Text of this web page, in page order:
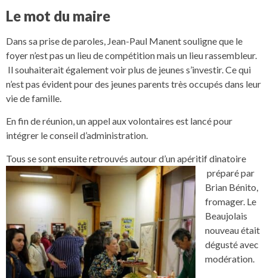
Le mot du maire
Dans sa prise de paroles, Jean-Paul Manent souligne que le
foyer n’est pas un lieu de compétition mais un lieu rassembleur.
Il souhaiterait également voir plus de jeunes s’investir. Ce qui
n’est pas évident pour des jeunes parents très occupés dans leur
vie de famille.
En fin de réunion, un appel aux volontaires est lancé pour
intégrer le conseil d’administration.
Tous se sont ensuite retrouvés autour d’un apéritif dinatoire
préparé par
Brian Bénito,
fromager. Le
Beaujolais
nouveau était
dégusté avec
modération.